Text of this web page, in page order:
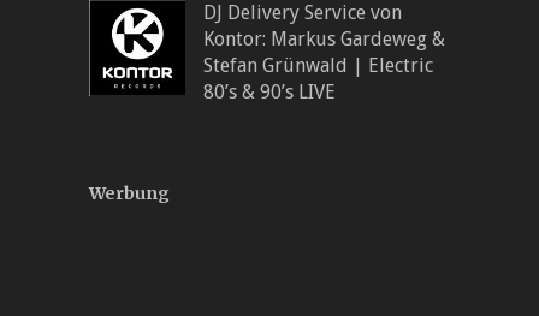
DJ Delivery Service von
Kontor: Markus Gardeweg &
Stefan Grünwald | Electric
80’s & 90’s LIVE
Werbung